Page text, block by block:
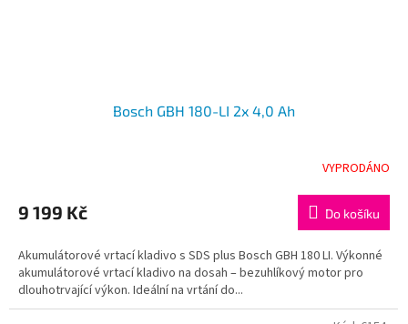
Bosch GBH 180-LI 2x 4,0 Ah
VYPRODÁNO
9 199 Kč Do košíku
Akumulátorové vrtací kladivo s SDS plus Bosch GBH 180 LI. Výkonné
akumulátorové vrtací kladivo na dosah – bezuhlíkový motor pro
dlouhotrvající výkon. Ideální na vrtání do...